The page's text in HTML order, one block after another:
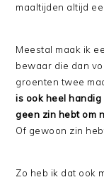
maaltijden altijd
Meestal maak ik
bewaar die dan
groenten twee
is ook heel
geen zin hebt om
Of gewoon zin
Zo heb ik dat ook